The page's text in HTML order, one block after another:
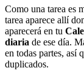
Como una tarea es
tarea aparece allí
aparecerá en tu
diaria de ese día.
en todas partes, así
duplicados.